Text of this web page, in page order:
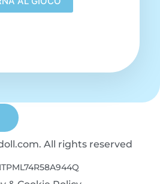
All rights reserved